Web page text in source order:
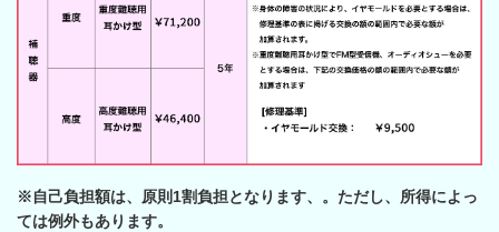
※自己負担額は、原則1割負担となります、。ただし、所得によっ
ては例外もあります。